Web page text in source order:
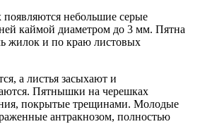
появляются небольшие серые
каймой диаметром до 3 мм. Пятна
жилок и по краю листовых
а листья засыхают и
Пятнышки на черешках
покрытые трещинами. Молодые
антракнозом, полностью